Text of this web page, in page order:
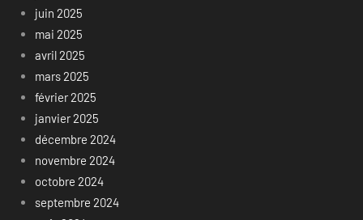
juin 2025
mai 2025
avril 2025
mars 2025
février 2025
janvier 2025
décembre 2024
novembre 2024
octobre 2024
septembre 2024